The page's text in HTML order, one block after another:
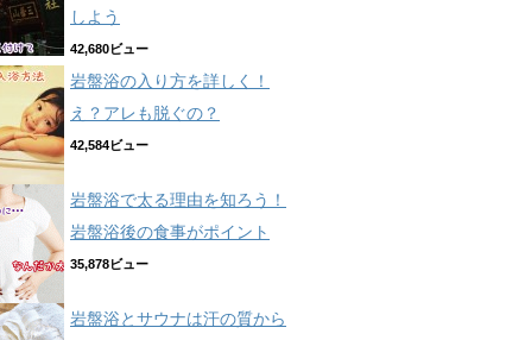
しよう
42,680ビュー
岩盤浴の入り方を詳しく！
え？アレも脱ぐの？
42,584ビュー
岩盤浴で太る理由を知ろう！
岩盤浴後の食事がポイント
35,878ビュー
岩盤浴とサウナは汗の質から